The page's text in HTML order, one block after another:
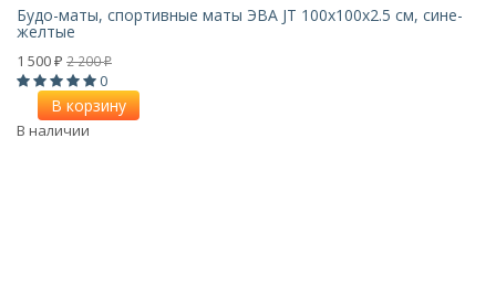
Будо-маты, спортивные маты ЭВА JT 100х100x2.5 см, сине-
желтые
1 500 ₽ 2 200₽
0
В корзину
В наличии